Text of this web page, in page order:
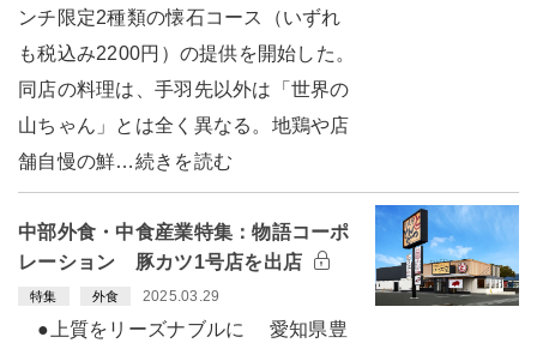
ンチ限定2種類の懐石コース（いずれ
も税込み2200円）の提供を開始した。
同店の料理は、手羽先以外は「世界の
山ちゃん」とは全く異なる。地鶏や店
舗自慢の鮮…続きを読む
中部外食・中食産業特集：物語コーポ
レーション 豚カツ1号店を出店
特集 外食 2025.03.29
●上質をリーズナブルに 愛知県豊